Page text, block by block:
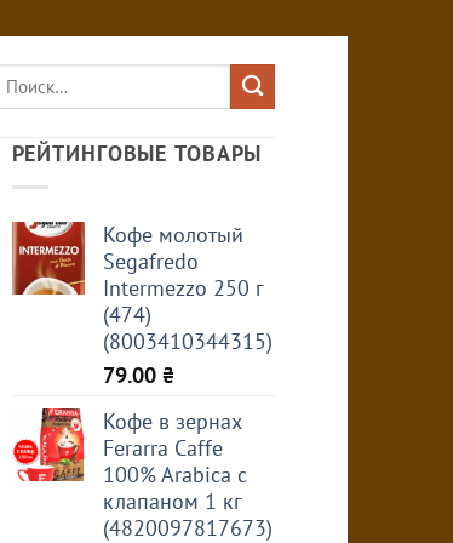
Искать:
РЕЙТИНГОВЫЕ ТОВАРЫ
Кофе молотый
Segafredo
Intermezzo 250 г
(474)
(8003410344315)
79.00 ₴
Кофе в зернах
Ferarra Caffe
100% Arabica с
клапаном 1 кг
(4820097817673)